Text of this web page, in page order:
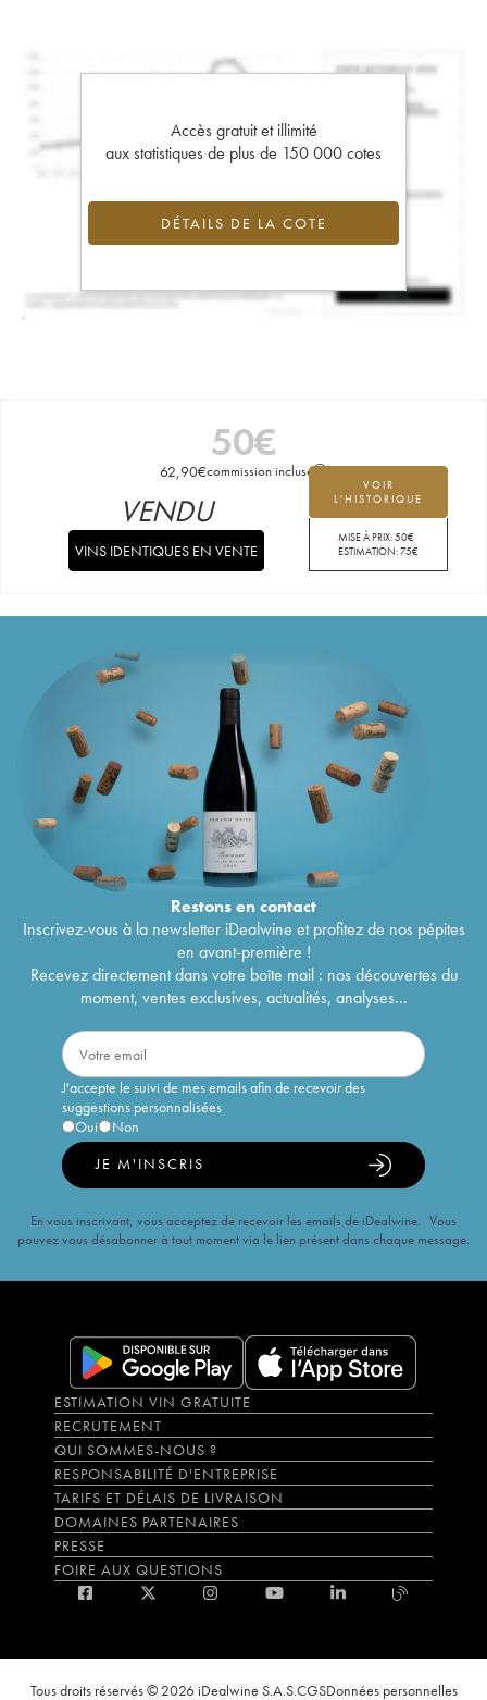
Accès gratuit et illimité
aux statistiques de plus de 150 000 cotes
DÉTAILS DE LA COTE
50€
62,90€commission incluse
VOIR
L'HISTORIQUE
MISE À PRIX:50€
ESTIMATION:75€
VENDU
VINS IDENTIQUES EN VENTE
Restons encontact
Inscrivez-vous à la newsletter iDealwine et profitez de nos pépites
en avant-première !
Recevez directement dans votre boîte mail : nos découvertes du
moment, ventes exclusives, actualités, analyses...
J'accepte le suivi de mes emails afin de recevoir des
suggestions personnalisées
Oui
Non
JE M'INSCRIS
En vous inscrivant, vous acceptez de recevoir les emails de iDealwine. Vous
pouvez vous désabonner à tout moment via le lien présent dans chaque message.
ESTIMATION VIN GRATUITE
RECRUTEMENT
QUI SOMMES-NOUS ?
RESPONSABILITÉ D'ENTREPRISE
TARIFS ET DÉLAIS DE LIVRAISON
DOMAINES PARTENAIRES
PRESSE
FOIRE AUX QUESTIONS
Tous droits réservés © 2026 iDealwine S.A.S.CGSDonnées personnelles